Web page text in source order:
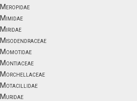
Meropidae
Mimidae
Miridae
Misodendraceae
Momotidae
Montiaceae
Morchellaceae
Motacillidae
Muridae